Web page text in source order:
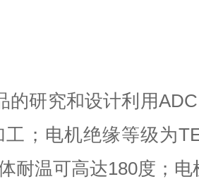
研究和设计利用
；电机绝缘等级为
耐温可高达180度；